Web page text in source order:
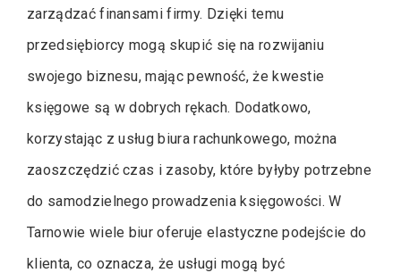
zarządzać finansami firmy. Dzięki temu
przedsiębiorcy mogą skupić się na rozwijaniu
swojego biznesu, mając pewność, że kwestie
księgowe są w dobrych rękach. Dodatkowo,
korzystając z usług biura rachunkowego, można
zaoszczędzić czas i zasoby, które byłyby potrzebne
do samodzielnego prowadzenia księgowości. W
Tarnowie wiele biur oferuje elastyczne podejście do
klienta, co oznacza, że usługi mogą być